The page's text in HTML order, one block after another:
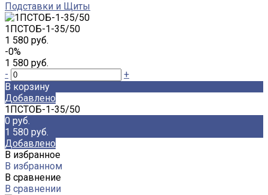
Подставки и Щиты
1ПСТОБ-1-35/50
1 580 руб.
-0%
1 580 руб.
-
+
В корзину
Добавлено
1ПСТОБ-1-35/50
0 руб.
1 580 руб.
Добавлено
В избранное
В избранном
В сравнение
В сравнении